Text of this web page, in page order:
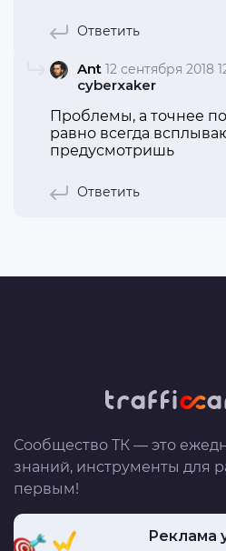
Ответить
Ant 12 сентября 2018
cyberxaker
Проблемы, а точнее
равно всегда
предусмотришь
Ответить
Сообщество ТК — это
знаний, инструменты для
первым!
Реклама